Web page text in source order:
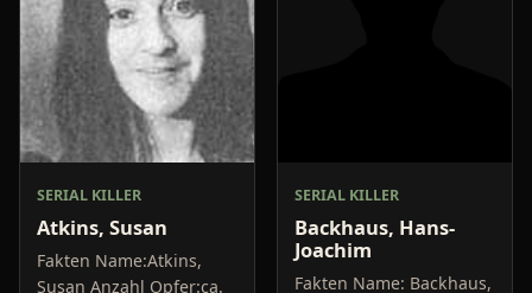
SERIAL KILLER
Atkins, Susan
Fakten Name:Atkins,
Susan Anzahl Opfer:ca.
SERIAL KILLER
Backhaus, Hans-
Joachim
Fakten Name: Backhaus,